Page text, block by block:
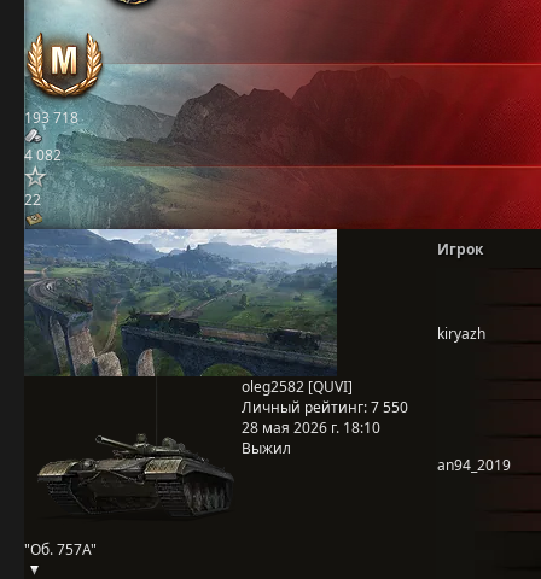
193 718
4 082
22
"Об. 757А"
oleg2582 [QUVI]
Личный рейтинг:7 550
28 мая 2026 г. 18:10
Выжил
Игрок
kiryazh
an94_2019